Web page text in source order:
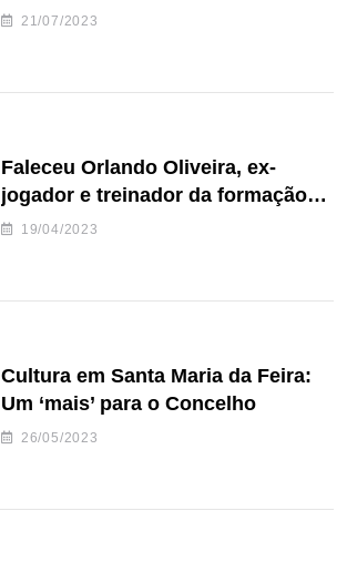
de Freguesia S. João de Ver
21/07/2023
Faleceu Orlando Oliveira, ex-
jogador e treinador da formação
de andebol do Feirense
19/04/2023
Cultura em Santa Maria da Feira:
Um ‘mais’ para o Concelho
26/05/2023